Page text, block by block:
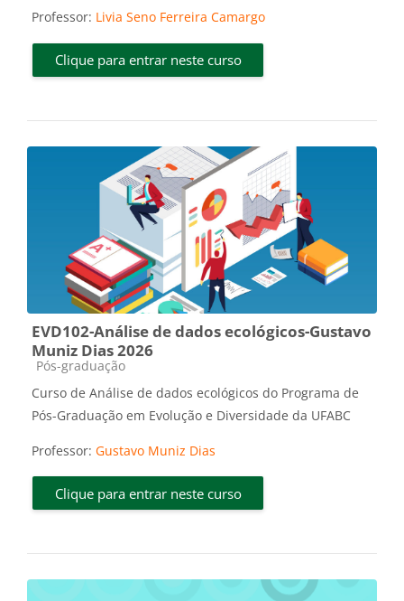
Professor: Livia Seno Ferreira Camargo
Clique para entrar neste curso
EVD102-Análise de dados ecológicos-Gustavo
Muniz Dias 2026
Categoria do curso
Pós-graduação
Curso de Análise de dados ecológicos do Programa de
Pós-Graduação em Evolução e Diversidade da UFABC
Professor: Gustavo Muniz Dias
Clique para entrar neste curso